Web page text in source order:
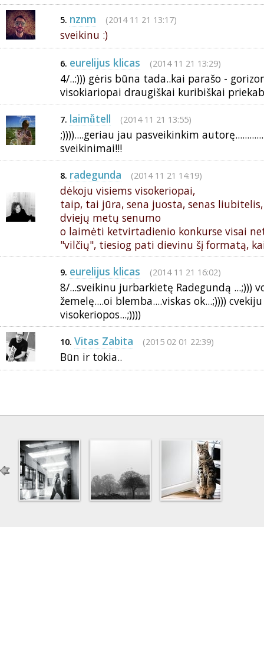
5. nznm (2014 11 21 13:17)
sveikinu :)
6. eurelijus klicas (2014 11 21 13:29)
4/..:))) gėris būna tada..kai parašo -
visokiariopai draugiškai kuribiškai
7. laimǚtell (2014 11 21 13:55)
;))))....geriau jau pasveikinkim
sveikinimai!!!
8. radegunda (2014 11 21 14:19)
dėkoju visiems visokeriopai,
taip, tai jūra, sena juosta, senas
dviejų metų senumo
o laimėti ketvirtadienio konkurse visai
"vilčių", tiesiog pati dievinu šį formatą,
9. eurelijus klicas (2014 11 21 16:02)
8/...sveikinu jurbarkietę Radegundą ...;)))
žemelę....oi blemba....viskas ok...;))))
visokeriopos...;))))
10. Vitas Zabita (2015 02 01 22:39)
Būn ir tokia..